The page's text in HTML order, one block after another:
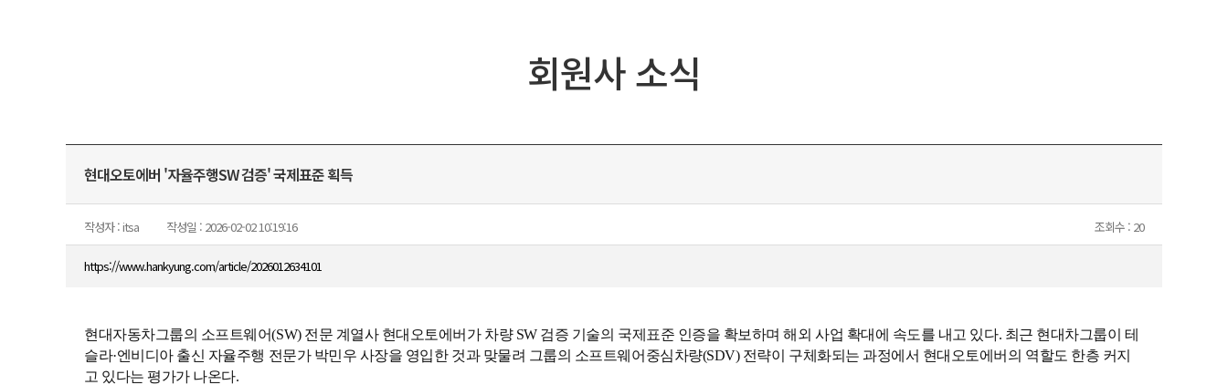
회원사 소식
현대오토에버 '자율주행SW 검증' 국제표준 획득
작성자 : itsa 작성일 : 2026-02-02 10:19:16 조회수 : 20
https://www.hankyung.com/article/2026012634101
현대자동차그룹의 소프트웨어(SW) 전문 계열사 현대오토에버가 차량 SW 검증 기술의 국제표준 인증을 확보하며 해외 사업 확대에 속도를 내고 있다. 최근 현대차그룹이 테
슬라·엔비디아 출신 자율주행 전문가 박민우 사장을 영입한 것과 맞물려 그룹의 소프트웨어중심차량(SDV) 전략이 구체화되는 과정에서 현대오토에버의 역할도 한층 커지
고 있다는 평가가 나온다.